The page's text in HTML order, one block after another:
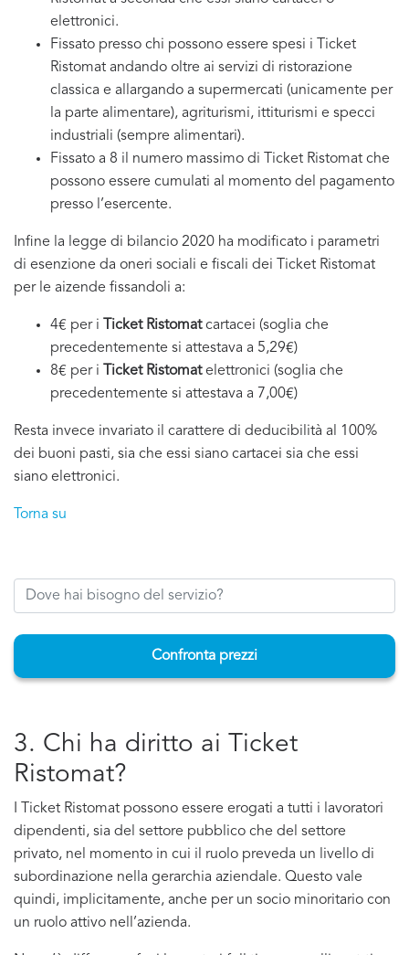
elettronici.
Fissato presso chi possono essere spesi i Ticket
Ristomat andando oltre ai servizi di ristorazione
classica e allargando a supermercati (unicamente per
la parte alimentare), agriturismi, ittiturismi e specci
industriali (sempre alimentari).
Fissato a 8 il numero massimo di Ticket Ristomat che
possono essere cumulati al momento del pagamento
presso l’esercente.
Infine la legge di bilancio 2020 ha modificato i parametri
di esenzione da oneri sociali e fiscali dei Ticket Ristomat
per le aizende fissandoli a:
4€ per i Ticket Ristomatcartacei (soglia che
precedentemente si attestava a 5,29€)
8€ per i
Ticket Ristomatelettronici (soglia che
precedentemente si attestava a 7,00€)
Resta invece invariato il carattere di deducibilità al 100%
dei buoni pasti, sia che essi siano cartacei sia che essi
siano elettronici.
Torna su
Confronta prezzi
3. Chi ha diritto ai Ticket
Ristomat?
I Ticket Ristomat possono essere erogati a tutti i lavoratori
dipendenti, sia del settore pubblico che del settore
privato, nel momento in cui il ruolo preveda un livello di
subordinazione nella gerarchia aziendale. Questo vale
quindi, implicitamente, anche per un socio minoritario con
un ruolo attivo nell’azienda.